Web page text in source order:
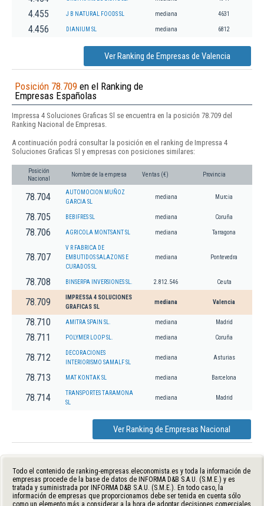
4.455 J B NATURAL FOODS SL mediana 4631
4.456 DIANIUM SL mediana 6812
Ver Ranking de Empresas de Valencia
Posición 78.709 en el Ranking de
Empresas Españolas
Impressa 4 Soluciones Graficas Sl se encuentra en la posición 78.709 del
Ranking Nacional de Empresas.
A continuación podrá consultar la posición en el ranking de Impressa 4
Soluciones Graficas Sl y empresas con posiciones similares:
Posición
Nacional
Nombre de la empresa Ventas (€) Provincia
78.704
AUTOMOCION MUÑOZ
GARCIA SL
mediana Murcia
78.705 BEBIFRES SL mediana Coruña
78.706 AGRICOLA MONTSANT SL mediana Tarragona
78.707
V R FABRICA DE
EMBUTIDOS SALAZONS E
CURADOS SL
mediana Pontevedra
78.708 BINSERPA INVERSIONES SL. 2.812.546 Ceuta
78.709
IMPRESSA 4 SOLUCIONES
GRAFICAS SL
mediana Valencia
78.710 AMITRA SPAIN SL. mediana Madrid
78.711 POLYMER LOOP SL. mediana Coruña
78.712
DECORACIONES
INTERIORISMO SAMALF SL
mediana Asturias
78.713 MAT KONTAK SL mediana Barcelona
78.714
TRANSPORTES TARAMONA
SL
mediana Madrid
Ver Ranking de Empresas Nacional
Todo el contenido de ranking-empresas.eleconomista.es y toda la información de
empresas procede de la base de datos de INFORMA D&B S.A.U. (S.M.E.) y es
tratada y suministrada por INFORMA D&B S.A.U. (S.M.E.). En todo caso, la
información de empresas que proporcionamos debe ser tenida en cuenta sólo
como un elemento más a considerar a la hora de adoptar decisiones comerciales